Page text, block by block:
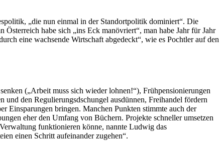
„die nun einmal in der Standortpolitik dominiert“. Die
habe sich „ins Eck manövriert“, man habe Jahr für Jahr
eine wachsende Wirtschaft abgedeckt“, wie es Pochtler auf den
(„Arbeit muss sich wieder lohnen!“), Frühpensionierungen
den Regulierungsdschungel ausdünnen, Freihandel fördern
Einsparungen bringen. Manchen Punkten stimmte auch der
eher den Umfang von Büchern. Projekte schneller umsetzen
funktionieren könne, nannte Ludwig das
einen Schritt aufeinander zugehen“.